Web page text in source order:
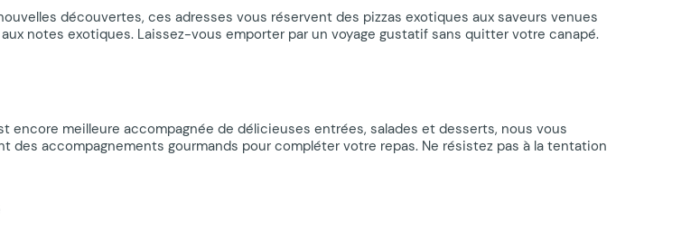
découvertes, ces adresses vous réservent des pizzas exotiques aux saveurs venues
notes exotiques. Laissez-vous emporter par un voyage gustatif sans quitter votre canapé.
encore meilleure accompagnée de délicieuses entrées, salades et desserts, nous vous
des accompagnements gourmands pour compléter votre repas. Ne résistez pas à la tentation